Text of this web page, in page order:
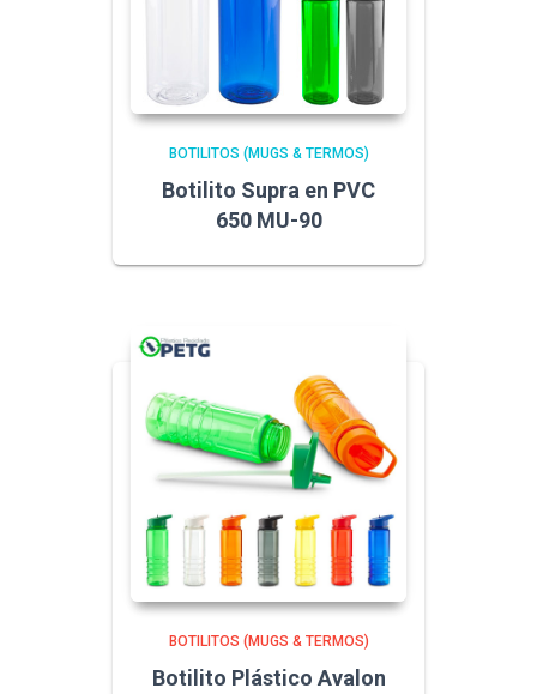
BOTILITOS (MUGS & TERMOS)
Botilito Supra en PVC
650 MU-90
BOTILITOS (MUGS & TERMOS)
Botilito Plástico Avalon